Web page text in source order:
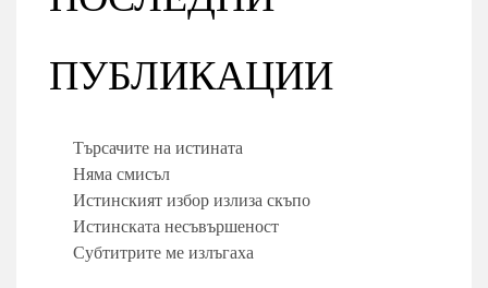
ПУБЛИКАЦИИ
Търсачите на истината
Няма смисъл
Истинският избор излиза скъпо
Истинската несъвършеност
Субтитрите ме излъгаха